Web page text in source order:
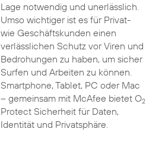
Lage notwendig und unerlässlich.
Umso wichtiger ist es für Privat-
wie Geschäftskunden einen
verlässlichen Schutz vor Viren und
Bedrohungen zu haben, um sicher
Surfen und Arbeiten zu können.
Smartphone, Tablet, PC oder Mac
– gemeinsam mit McAfee bietet O2
Protect Sicherheit für Daten,
Identität und Privatsphäre.